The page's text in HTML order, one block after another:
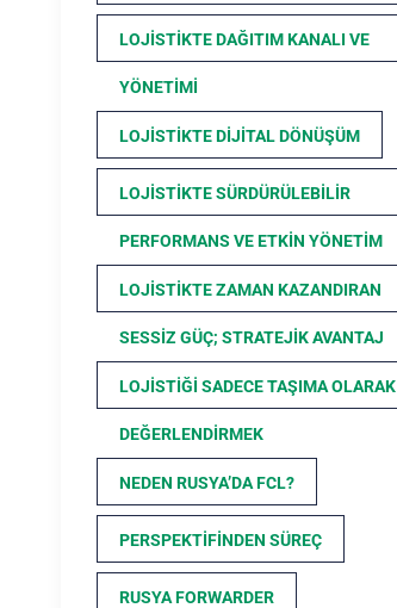
LOJISTIKTE DAĞITIM KANALI VE
YÖNETIMI
LOJISTIKTE DIJITAL DÖNÜŞÜM
LOJISTIKTE SÜRDÜRÜLEBILIR
PERFORMANS VE ETKIN YÖNETIM
LOJISTIKTE ZAMAN KAZANDIRAN
SESSIZ GÜÇ; STRATEJIK AVANTAJ
LOJISTIĞI SADECE TAŞIMA OLARAK
DEĞERLENDIRMEK
NEDEN RUSYA’DA FCL?
PERSPEKTIFINDEN SÜREÇ
RUSYA FORWARDER